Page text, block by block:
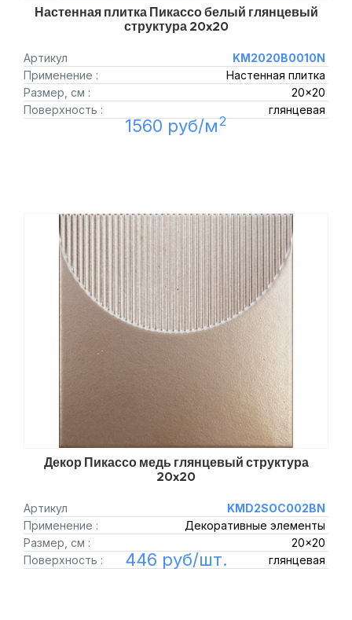
Настенная плитка Пикассо белый глянцевый
структура 20x20
Артикул
KM2020B0010N
Применение :
Настенная плитка
Размер, см :
20x20
Поверхность :
глянцевая
1560 руб/м2
Декор Пикассо медь глянцевый структура
20x20
Артикул
KMD2SOC002BN
Применение :
Декоративные элементы
Размер, см :
20x20
Поверхность :
глянцевая
446 руб/шт.